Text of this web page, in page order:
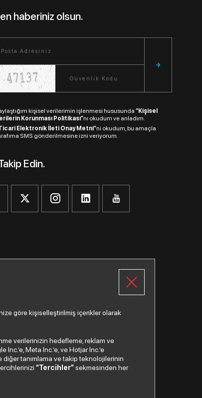
haberiniz olsun.
kişisel verilerimin işlenmesi hususunda “Kişisel
Korunması Politikası”nı okudum ve anladım.
Elektronik İleti Onay Metni”ni okudum, bu amaçla
SMS gönderilmesine izni veriyorum.
Edin.
Merkezi
200 2 888
göre kişiselleştirilmiş içerikler olarak
verilerinizin hedefleme, reklam ve
Meta Inc.’e, ve Hotjar Inc.’e
diğer tanımlama ve takip teknolojilerinin
“Tercihler”sekmesinden her